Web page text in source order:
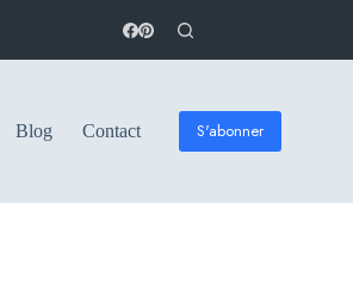
Blog Contact S'abonner